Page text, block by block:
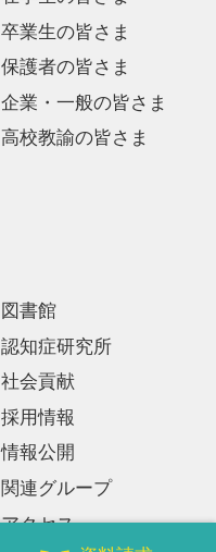
卒業生の皆さま
保護者の皆さま
企業・一般の皆さま
高校教諭の皆さま
図書館
認知症研究所
社会貢献
採用情報
情報公開
関連グループ
アクセス